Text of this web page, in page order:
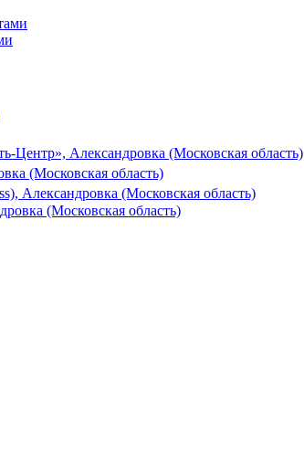
Александровка (Московская область)
(Московская область)
Александровка (Московская область)
(Московская область)